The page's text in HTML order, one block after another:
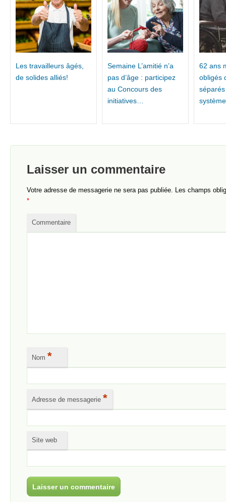
Les travailleurs âgés,
de solides alliés!
Semaine L’amitié n’a
pas d’âge : participez
au Concours des
initiatives…
62 ans
obligés
Laisser un commentaire
Votre adresse de messagerie ne sera pas publiée. Les champs
*
Commentaire
Nom *
Adresse de messagerie *
Site web